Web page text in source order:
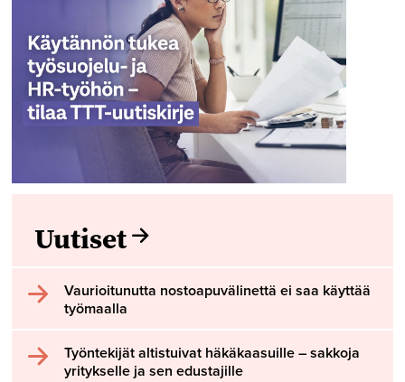
Uutiset
Vaurioitunutta nostoapuvälinettä ei saa käyttää
työmaalla
Työntekijät altistuivat häkäkaasuille – sakkoja
yritykselle ja sen edustajille